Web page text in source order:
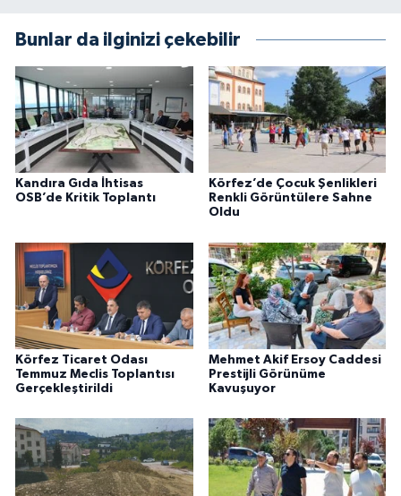
Bunlar da ilginizi çekebilir
Kandıra Gıda İhtisas
OSB’de Kritik Toplantı
Körfez’de Çocuk Şenlikleri
Renkli Görüntülere Sahne
Oldu
Körfez Ticaret Odası
Temmuz Meclis Toplantısı
Gerçekleştirildi
Mehmet Akif Ersoy Caddesi
Prestijli Görünüme
Kavuşuyor